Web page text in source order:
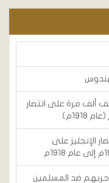
ألف ألف مرة على انتصار
الإنجليز على
حربهم ضد المسلمين